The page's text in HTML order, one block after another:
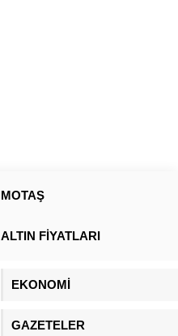
MOTAŞ
ALTIN FİYATLARI
EKONOMİ
GAZETELER